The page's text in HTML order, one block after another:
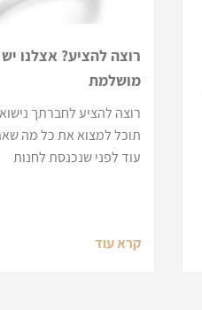
רוצה להציע? אצלנו
מושלמת
רוצה להציע לחברתך
תוכל למצוא את כל מה
עוד לפני שנכנסת לחנות
קרא עוד